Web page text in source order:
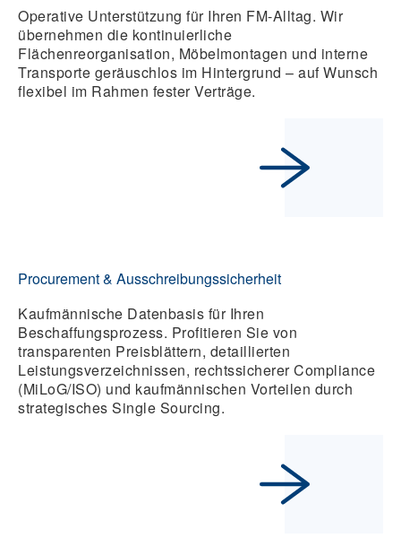
Operative Unterstützung für Ihren FM-Alltag. Wir
übernehmen die kontinuierliche
Flächenreorganisation, Möbelmontagen und interne
Transporte geräuschlos im Hintergrund – auf Wunsch
flexibel im Rahmen fester Verträge.
Procurement & Ausschreibungssicherheit
Kaufmännische Datenbasis für Ihren
Beschaffungsprozess. Profitieren Sie von
transparenten Preisblättern, detaillierten
Leistungsverzeichnissen, rechtssicherer Compliance
(MiLoG/ISO) und kaufmännischen Vorteilen durch
strategisches Single Sourcing.